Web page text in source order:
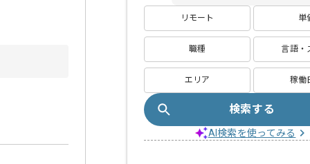
リモート 単
職種 言語・
エリア 稼働
検索する
AI検索を使ってみる